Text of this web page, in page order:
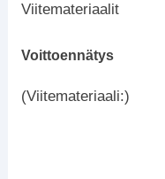
Viitemateriaalit
Voittoennätys
(Viitemateriaali:)